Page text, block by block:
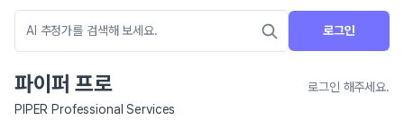
로그인
파이퍼 프로
로그인 해주세요.
PIPER Professional Services